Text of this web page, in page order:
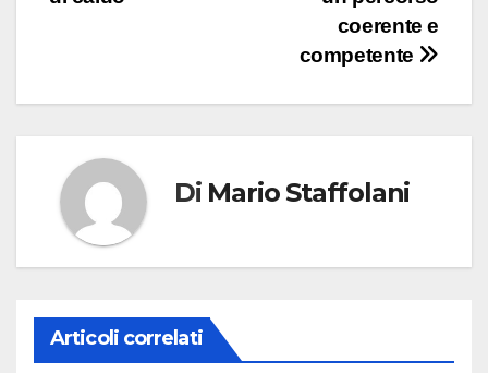
coerente e
competente
Di Mario Staffolani
Articoli correlati